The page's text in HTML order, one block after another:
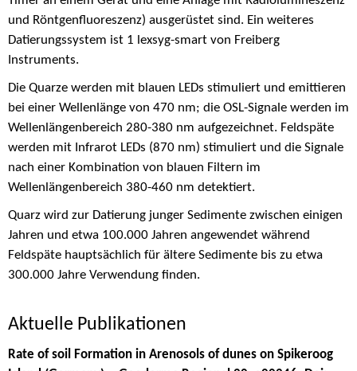
und Röntgenfluoreszenz) ausgerüstet sind. Ein weiteres
Datierungssystem ist 1 lexsyg-smart von Freiberg
Instruments.
Die Quarze werden mit blauen LEDs stimuliert und emittieren
bei einer Wellenlänge von 470 nm; die OSL-Signale werden im
Wellenlängenbereich 280-380 nm aufgezeichnet. Feldspäte
werden mit Infrarot LEDs (870 nm) stimuliert und die Signale
nach einer Kombination von blauen Filtern im
Wellenlängenbereich 380-460 nm detektiert.
Quarz wird zur Datierung junger Sedimente zwischen einigen
Jahren und etwa 100.000 Jahren angewendet während
Feldspäte hauptsächlich für ältere Sedimente bis zu etwa
300.000 Jahre Verwendung finden.
Aktuelle Publikationen
Rate of soil Formation in Arenosols of dunes on Spikeroog